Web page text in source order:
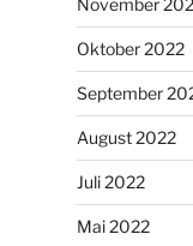
November
Oktober 2022
September
August 2022
Juli 2022
Mai 2022